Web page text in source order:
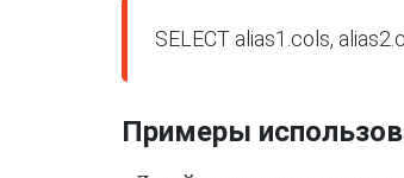
SELECT alias1.cols,
Примеры